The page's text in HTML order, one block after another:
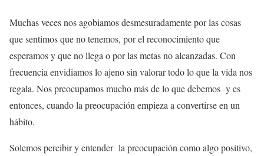
Muchas veces nos agobiamos desmesuradamente por las cosas
que sentimos que no tenemos, por el reconocimiento que
esperamos y que no llega o por las metas no alcanzadas. Con
frecuencia envidiamos lo ajeno sin valorar todo lo que la vida nos
regala. Nos preocupamos mucho más de lo que debemos y es
entonces, cuando la preocupación empieza a convertirse en un
hábito.
Solemos percibir y entender la preocupación como algo positivo,